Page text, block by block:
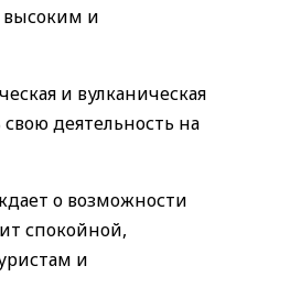
высоким и
и вулканическая
деятельность на
о возможности
спокойной,
и